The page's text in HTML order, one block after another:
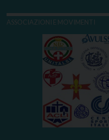
ASSOCIAZIONI E MOVIMENTI